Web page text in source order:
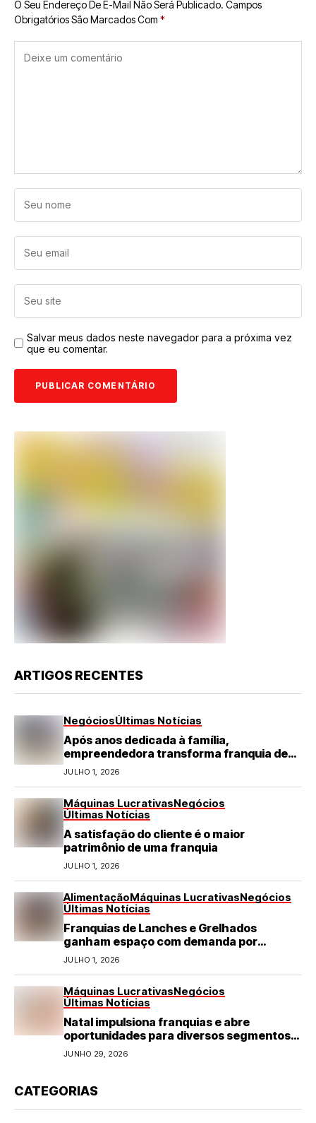
O Seu Endereço De E-Mail Não Será Publicado. Campos
Obrigatórios São Marcados Com *
Salvar meus dados neste navegador para a próxima vez
que eu comentar.
ARTIGOS RECENTES
NegóciosÚltimas Notícias
Após anos dedicada à família,
empreendedora transforma franquia de
turismo em negócio de destaque no RN
JULHO 1, 2026
Máquinas LucrativasNegócios
Últimas Notícias
A satisfação do cliente é o maior
patrimônio de uma franquia
JULHO 1, 2026
AlimentaçãoMáquinas LucrativasNegócios
Últimas Notícias
Franquias de Lanches e Grelhados
ganham espaço com demanda por
refeições rápidas e de qualidade
JULHO 1, 2026
Máquinas LucrativasNegócios
Últimas Notícias
Natal impulsiona franquias e abre
oportunidades para diversos segmentos
do varejo
JUNHO 29, 2026
CATEGORIAS